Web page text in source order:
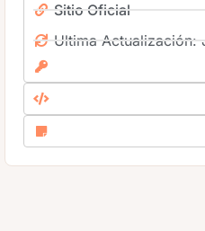
Sitio Oficial
Ultima Actualización: